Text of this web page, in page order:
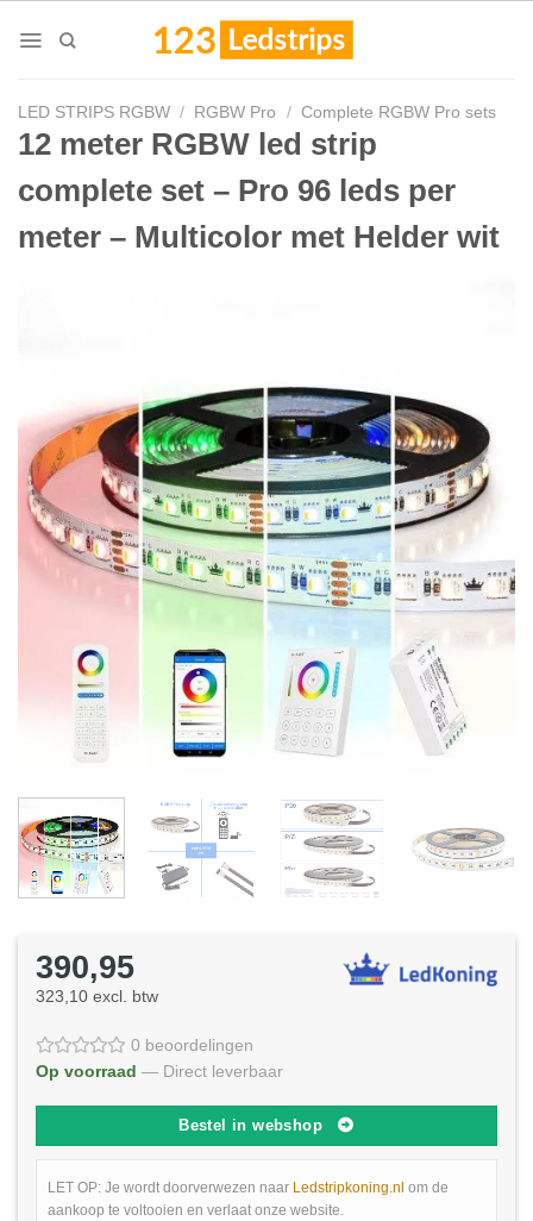
LED STRIPS RGBW / RGBW Pro / Complete RGBW Pro sets
12 meter RGBW led strip
complete set – Pro 96 leds per
meter – Multicolor met Helder wit
390,95
323,10 excl. btw
0 beoordelingen
Op voorraad — Direct leverbaar
Bestel in webshop
LET OP: Je wordt doorverwezen naar Ledstripkoning.nl om de
aankoop te voltooien en verlaat onze website.